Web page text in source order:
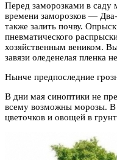
Перед заморозками в саду
времени заморозков —
также залить почву.
пневматического
хозяйственным веником.
завязи оледенелая пленка
Нынче предпоследние
В дни мая синоптики не
всему возможны морозы. В
цветочков и овощей в